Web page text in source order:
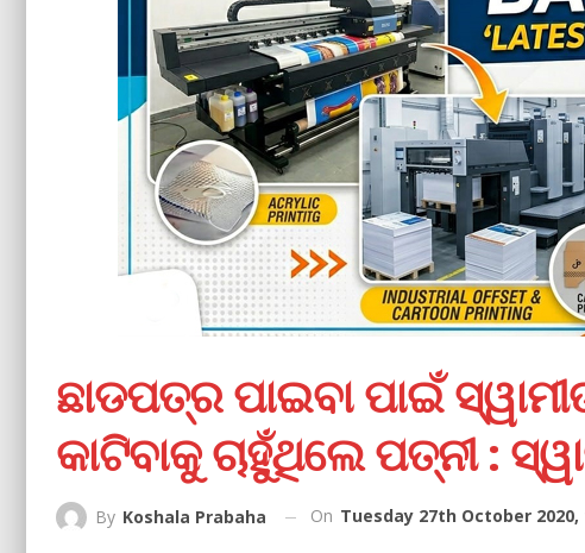
ଛାଡପତ୍ର ପାଇବା ପାଇଁ
କାଟିବାକୁ ଚାହୁଁଥିଲେ ପ‌ତ୍ନୀ :
By Koshala Prabaha On Tuesday 27th October 2020,